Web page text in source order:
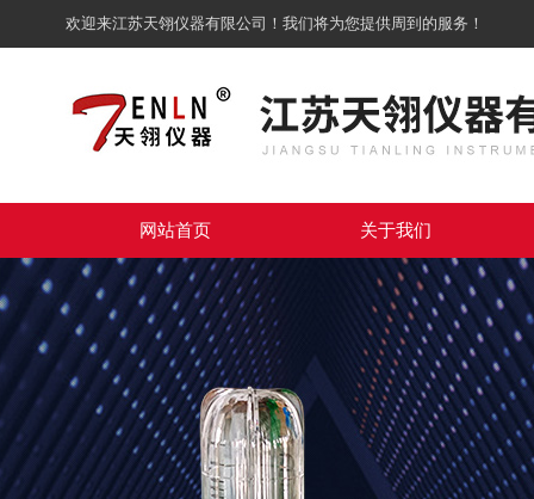
欢迎来江苏天翎仪器有限公司！我们将为您提供周到的服务！
网站首页 关于我们